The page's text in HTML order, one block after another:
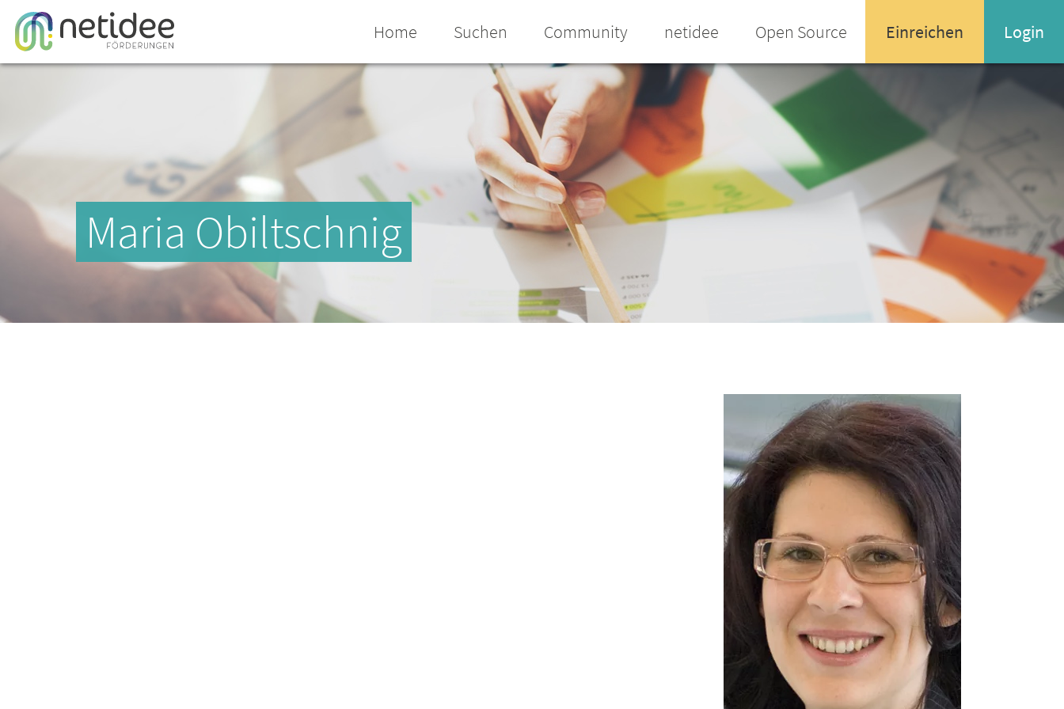
Home Suchen Community netidee Open Source Einreichen Login
Name oder Email-Adresse
Enter your username or email address
Passwort
Passwort vergessen
Maria Obiltschnig